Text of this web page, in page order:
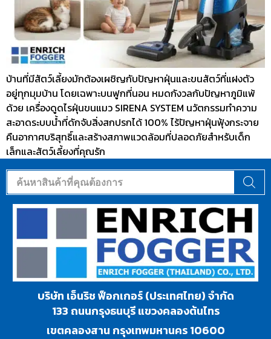
บ้านที่มีสัตว์เลี้ยงมักต้องเผชิญกับปัญหาฝุ่นและขนสัตว์ที่แฝงตัว
อยู่ทุกมุมบ้าน โดยเฉพาะบนฟูกที่นอน หมดกังวลกับปัญหาภูมิแพ้
ด้วย เครื่องดูดไรฝุ่นขนแมว SIRENA SYSTEM นวัตกรรมทำความ
สะอาดระบบน้ำที่ดักจับสิ่งสกปรกได้ 100% ไร้ปัญหาฝุ่นฟุ้งกระจาย
คืนอากาศบริสุทธิ์และสร้างสภาพแวดล้อมที่ปลอดภัยสำหรับเด็ก
เล็กและสัตว์เลี้ยงที่คุณรัก
บริษัท เอ็นริช ฟ็อกเกอร์ (ประเทศไทย) จำกัด
133 ถนนกรุงธนบุรี แขวงคลองต้นไทร
เขตคลองสาน กรุงเทพมหานคร 10600